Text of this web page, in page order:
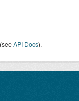
(seeAPI Docs).